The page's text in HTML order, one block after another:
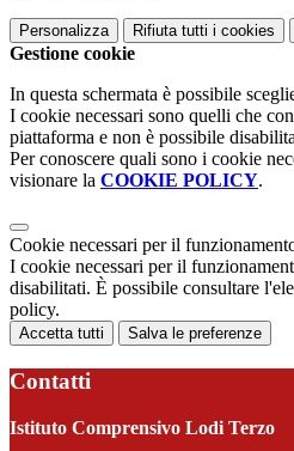
Personalizza Rifiuta tutti i cookies
Gestione cookie
In questa schermata è possibile
I cookie necessari sono quelli che
piattaforma e non è possibile
Per conoscere quali sono i cookie
visionare la COOKIE POLICY.
Cookie necessari per il
I cookie necessari per il
disabilitati. È possibile consultare
policy.
Accetta tutti Salva le preferenze
Contatti
Istituto Comprensivo Lodi Terzo